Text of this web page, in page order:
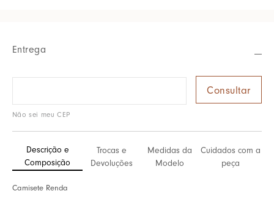
Entrega
Não sei meu CEP
Descrição e
Composição
Trocas e
Devoluções
Medidas da
Modelo
Cuidados com a
peça
Camisete Renda